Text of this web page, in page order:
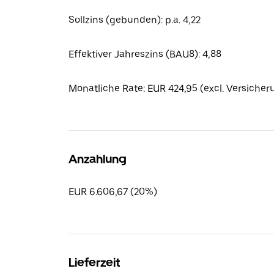
Sollzins (gebunden): p.a. 4,22
Effektiver Jahreszins (BAU8): 4,88
Monatliche Rate: EUR 424,95 (excl.
Anzahlung
EUR 6.606,67 (20%)
Lieferzeit